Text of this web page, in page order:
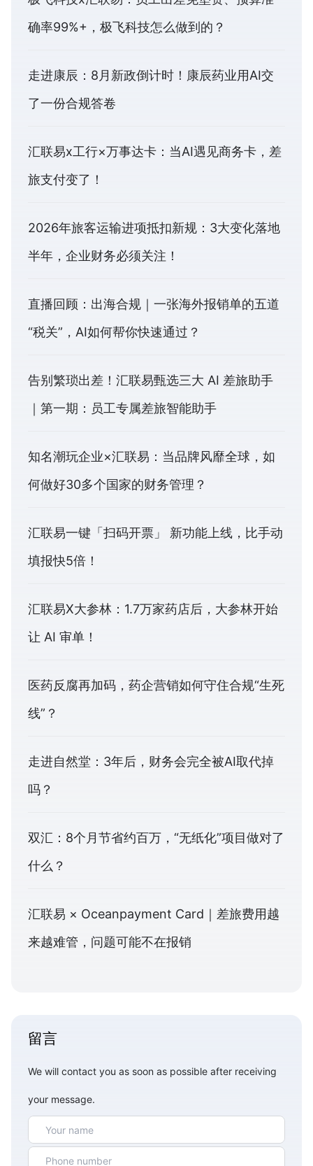
确率99%+，极飞科技怎么做到的？
走进康辰：8月新政倒计时！康辰药业用AI交
了一份合规答卷
汇联易x工行×万事达卡：当AI遇见商务卡，差
旅支付变了！
2026年旅客运输进项抵扣新规：3大变化落地
半年，企业财务必须关注！
直播回顾：出海合规｜一张海外报销单的五道
“税关”，AI如何帮你快速通过？
告别繁琐出差！汇联易甄选三大 AI 差旅助手
｜第一期：员工专属差旅智能助手
知名潮玩企业×汇联易：当品牌风靡全球，如
何做好30多个国家的财务管理？
汇联易一键「扫码开票」 新功能上线，比手动
填报快5倍！
汇联易X大参林：1.7万家药店后，大参林开始
让 AI 审单！
医药反腐再加码，药企营销如何守住合规“生死
线”？
走进自然堂：3年后，财务会完全被AI取代掉
吗？
双汇：8个月节省约百万，“无纸化”项目做对了
什么？
汇联易 × Oceanpayment Card｜差旅费用越
来越难管，问题可能不在报销
留言
We will contact you as soon as possible after receiving
your message.